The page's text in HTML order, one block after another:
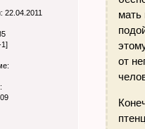
: 22.04.2011
мать
от